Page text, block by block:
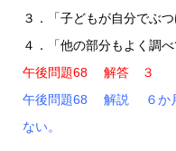
３．「子どもが自分でぶつ
４．「他の部分もよく調べ
午後問題68 解答 ３
午後問題68 解説 ６か月
ない。